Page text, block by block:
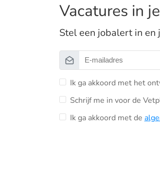
Vacatures in
Stel een jobalert in
Ik ga akkoord met het
Schrijf me in voor de
Ik ga akkoord met de